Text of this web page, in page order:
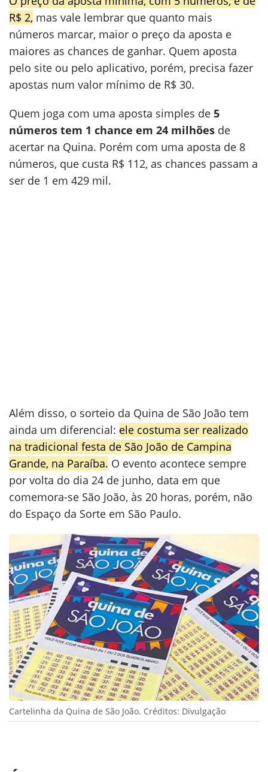
R$ 2, mas vale lembrar que quanto mais
números marcar, maior o preço da aposta e
maiores as chances de ganhar. Quem aposta
pelo site ou pelo aplicativo, porém, precisa fazer
apostas num valor mínimo de R$ 30.
Quem joga com uma aposta simples de 5
números tem 1 chance em 24 milhões de
acertar na Quina. Porém com uma aposta de 8
números, que custa R$ 112, as chances passam a
ser de 1 em 429 mil.
Além disso, o sorteio da Quina de São João tem
ainda um diferencial: ele costuma ser realizado
na tradicional festa de São João de Campina
Grande, na Paraíba. O evento acontece sempre
por volta do dia 24 de junho, data em que
comemora-se São João, às 20 horas, porém, não
do Espaço da Sorte em São Paulo.
Cartelinha da Quina de São João. Créditos: Divulgação